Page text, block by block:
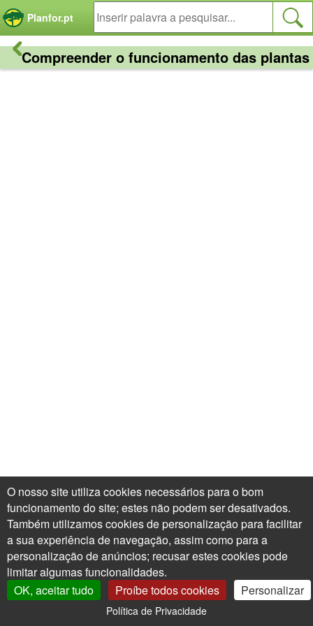
Planfor.pt
Compreender o funcionamento das plantas
Árvores XXL
Painel de Gerenciamento de Cookies
O nosso site utiliza cookies necessários para o bom
funcionamento do site; estes não podem ser desativados.
Também utilizamos cookies de personalização para facilitar
a sua experiência de navegação, assim como para a
personalização de anúncios; recusar estes cookies pode
limitar algumas funcionalidades.
OK, aceitar tudo
Proíbe todos cookies Personalizar
Política de Privacidade